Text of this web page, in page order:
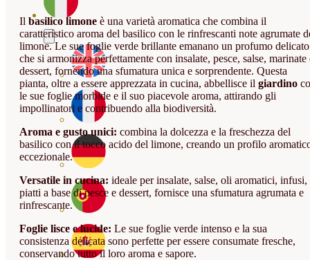
Il basilico limone è una varietà aromatica che combina il
caratteristico aroma del basilico con le rinfrescanti note agrumate
limone. Le sue foglie verde brillante emanano un profumo delicato
che si armonizza perfettamente con insalate, pesce, salse, marinate
dessert, fornendo una sfumatura unica e sorprendente. Questa
pianta, oltre a essere apprezzata in cucina, abbellisce il giardino
le sue foglie morbide e il suo piacevole aroma, attirando gli
impollinatori e contribuendo alla biodiversità.
Aroma e gusto unici: combina la dolcezza e la freschezza del
basilico con il tocco acido del limone, creando un profilo
eccezionale.
Versatile in cucina: ideale per insalate, salse, oli aromatici, infusi,
piatti a base di pesce e dessert, fornisce una sfumatura agrumata e
rinfrescante.
Foglie lisce e lucide: Le sue foglie verde intenso e la sua
consistenza delicata sono perfette per essere consumate fresche,
conservando tutto il loro aroma e sapore.